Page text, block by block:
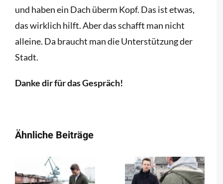
und haben ein Dach überm Kopf. Das ist etwas,
das wirklich hilft. Aber das schafft man nicht
alleine. Da braucht man die Unterstützung der
Stadt.
Danke dir für das Gespräch!
Ähnliche Beiträge